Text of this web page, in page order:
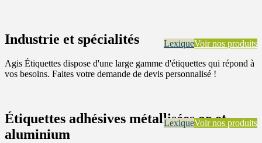
LexiqueVoir nos produits
Industrie et spécialités
Agis Étiquettes dispose d'une large gamme d'étiquettes qui répond à
vos besoins. Faites votre demande de devis personnalisé !
LexiqueVoir nos produits
Étiquettes adhésives métallisées or et
aluminium